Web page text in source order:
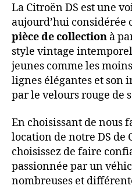
La Citroën DS est une
aujourd’hui
pièce de collection à
style vintage
jeunes comme les
lignes élégantes et son
par le velours rouge de
En choisissant de nous
location de notre DS de
choisissez de faire
passionnée par un
nombreuses et